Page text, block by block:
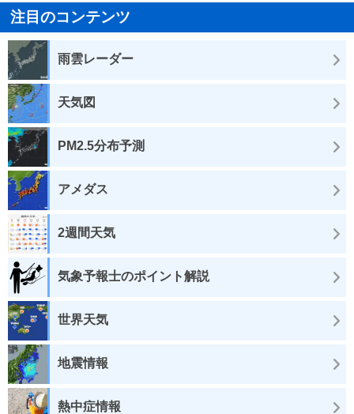
注目のコンテンツ
雨雲レーダー
天気図
PM2.5分布予測
アメダス
2週間天気
気象予報士のポイント解説
世界天気
地震情報
熱中症情報